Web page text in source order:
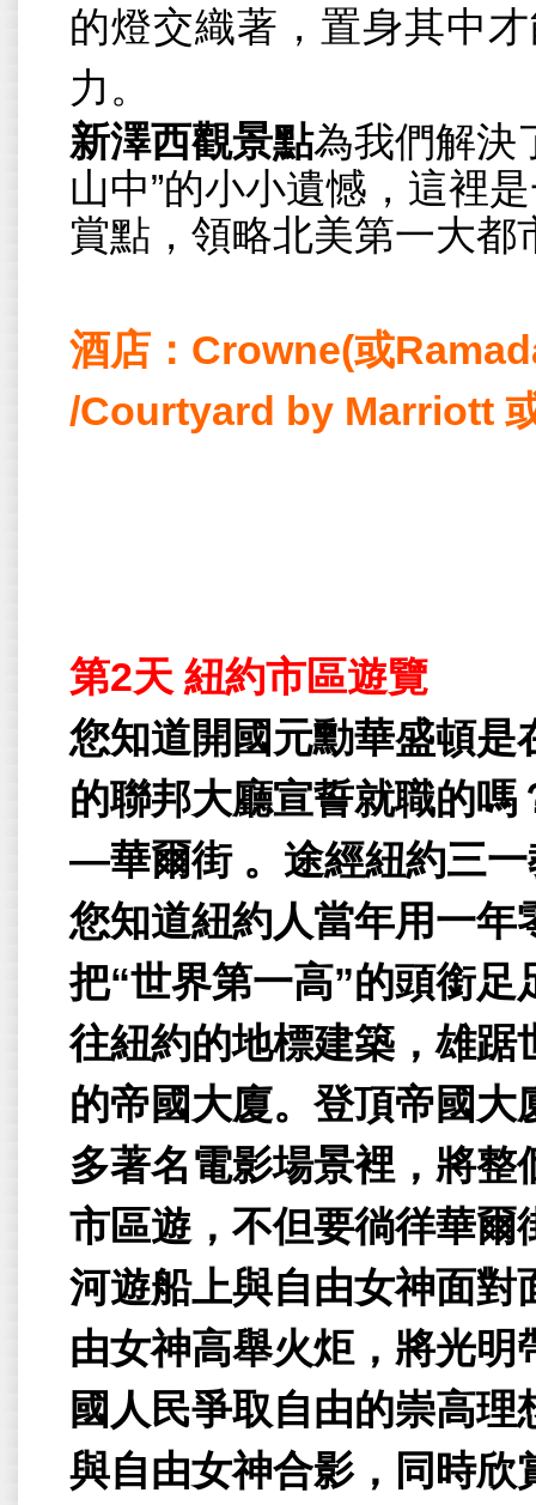
的燈交織著，置身其中
力。
新澤西觀景點為我們解決
山中”的小小遺憾，這裡
賞點，領略北美第一大都
酒店： Crowne(或
/Courtyard by Marriott
第2天 紐約市區遊覽
您知道開國元勳華盛頓是
的聯邦大廳宣誓就職的
—華爾街 。途經紐約三
您知道紐約人當年用一年
把“世界第一高”的頭銜足
往紐約的地標建築，雄踞
的帝國大廈。登頂帝國
多著名電影場景裡，將
市區遊，不但要徜徉華爾
河遊船上與自由女神面對
由女神高舉火炬，將光
國人民爭取自由的崇高
與自由女神合影，同時欣